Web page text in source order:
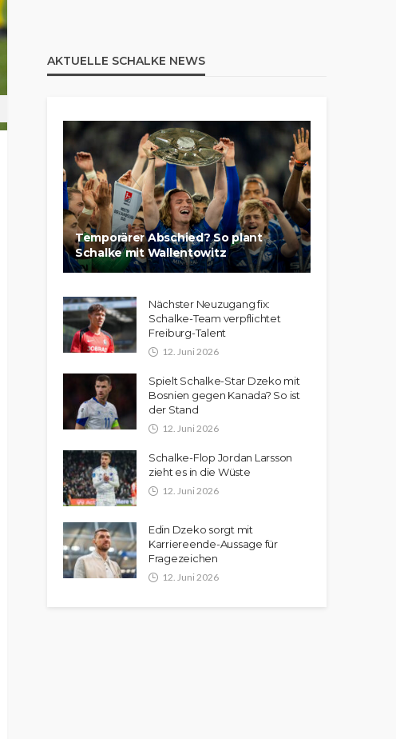
AKTUELLE SCHALKE NEWS
Temporärer Abschied? So plant
Schalke mit Wallentowitz
Nächster Neuzugang fix:
Schalke-Team verpflichtet
Freiburg-Talent
12. Juni 2026
Spielt Schalke-Star Dzeko mit
Bosnien gegen Kanada? So ist
der Stand
12. Juni 2026
Schalke-Flop Jordan Larsson
zieht es in die Wüste
12. Juni 2026
Edin Dzeko sorgt mit
Karriereende-Aussage für
Fragezeichen
12. Juni 2026